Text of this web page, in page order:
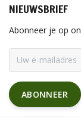
NIEUWSBRIEF
Abonneer je op
ABONNEER